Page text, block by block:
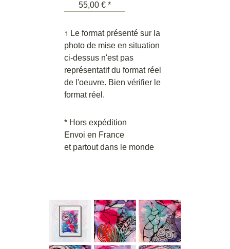
55,00 € *
↑ Le format présenté sur la
photo de mise en situation
ci-dessus n'est pas
représentatif du format réel
de l'oeuvre. Bien vérifier le
format réel.
* Hors expédition
Envoi en France
et partout dans le monde